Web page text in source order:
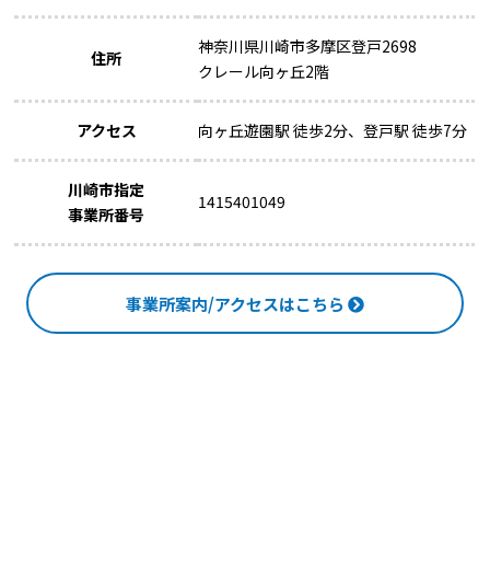
住所
神奈川県川崎市多摩区登戸2698
クレール向ヶ丘2階
アクセス 向ヶ丘遊園駅 徒歩2分、登戸駅 徒歩7分
川崎市指定
事業所番号
1415401049
事業所案内/アクセスはこちら